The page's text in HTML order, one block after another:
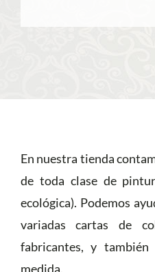
En nuestra tienda
de toda clase de
ecológica). Podemos
variadas cartas de
fabricantes, y
medida.